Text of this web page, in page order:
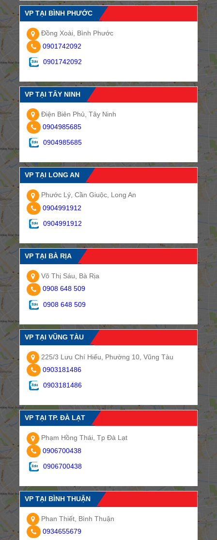
VP TẠI BÌNH PHƯỚC
Đồng Xoài, Bình Phước
0901742092
0901742092
VP TẠI TÂY NINH
Điện Biên Phủ, Tây Ninh
0904985685
0904985685
VP TẠI LONG AN
Phước Lý, Cần Giuộc, Long An
0904991912
0904991912
VP TẠI BÀ RỊA
Võ Thị Sáu, Bà Rịa
0908 648 509
0908 648 509
VP TẠI VŨNG TÀU
225/3 Lưu Chí Hiếu, Phường 10, Vũng Tàu
0903181486
0903181486
VP TẠI TP. ĐÀ LẠT
Phạm Hồng Thái, Tp Đà Lạt
0906700438
0906700438
VP TẠI BÌNH THUẬN
Phan Thiết, Bình Thuận
0934655679